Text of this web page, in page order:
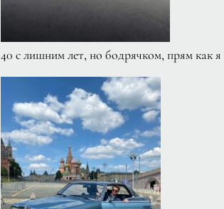
40 с лишним лет, но бодрячком, прям как